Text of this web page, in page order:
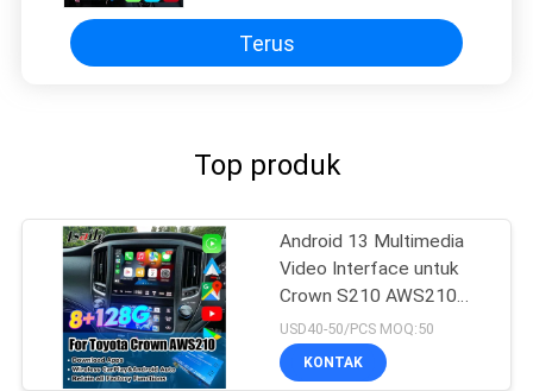
Terus
Top produk
Android 13 Multimedia
Video Interface untuk
Crown S210 AWS210
GRS210 GWS214
GWS215 Majesta Athlete
Royal Saloon OEM
USD40-50/PCS MOQ:50
KONTAK